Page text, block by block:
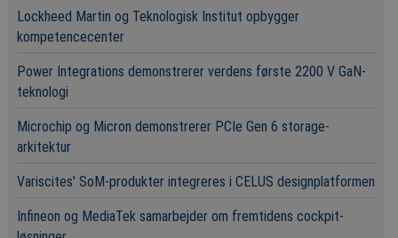
Lockheed Martin og Teknologisk Institut opbygger
kompetencecenter
Power Integrations demonstrerer verdens første 2200 V GaN-
teknologi
Microchip og Micron demonstrerer PCIe Gen 6 storage-
arkitektur
Variscites' SoM-produkter integreres i CELUS designplatformen
Infineon og MediaTek samarbejder om fremtidens cockpit-